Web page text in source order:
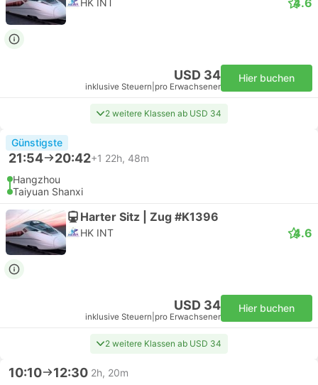
HK INT
USD 34
inklusive Steuern pro Erwachsener
Hier buchen
2 weitere Klassen ab USD 34
Günstigste
21:54 20:42+1 22h, 48m
Hangzhou
Taiyuan Shanxi
Harter Sitz | Zug #K1396
HK INT 4.6
USD 34
inklusive Steuern pro Erwachsener
Hier buchen
2 weitere Klassen ab USD 34
10:10 12:30 2h, 20m